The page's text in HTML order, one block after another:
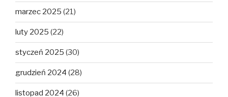
marzec 2025 (21)
luty 2025 (22)
styczeń 2025 (30)
grudzień 2024 (28)
listopad 2024 (26)